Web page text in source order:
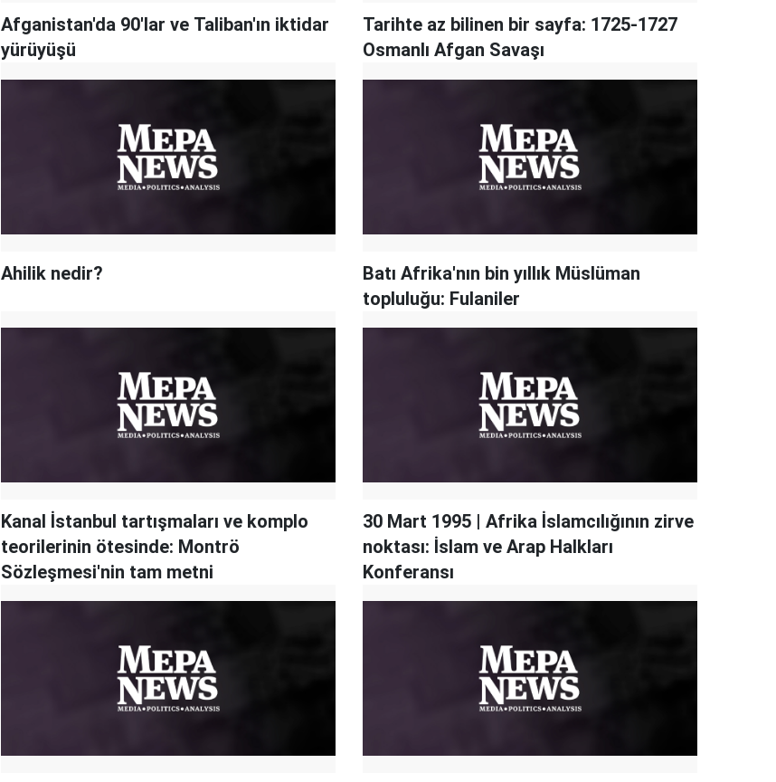
Afganistan'da 90'lar ve Taliban'ın iktidar
yürüyüşü
Tarihte az bilinen bir sayfa: 1725-1727
Osmanlı Afgan Savaşı
Ahilik nedir?
Batı Afrika'nın bin yıllık Müslüman
topluluğu: Fulaniler
Kanal İstanbul tartışmaları ve komplo
teorilerinin ötesinde: Montrö
Sözleşmesi'nin tam metni
30 Mart 1995 | Afrika İslamcılığının zirve
noktası: İslam ve Arap Halkları
Konferansı